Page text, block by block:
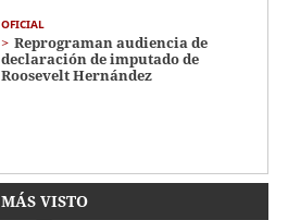
OFICIAL
Reprograman audiencia de
declaración de imputado de
Roosevelt Hernández
MÁS VISTO